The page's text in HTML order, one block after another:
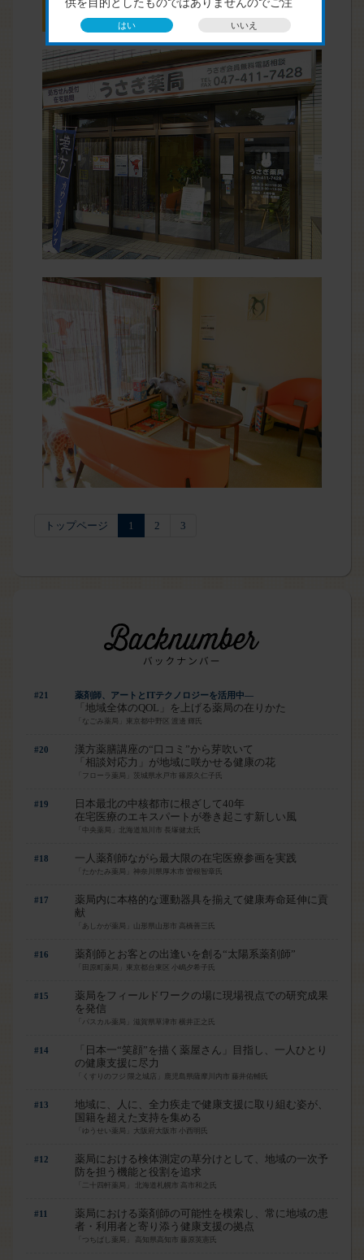
トップページ 1 2 3
#21 薬剤師、アートとITテクノロジーを活用中―
「地域全体のQOL」を上げる薬局の在りかた
「なごみ薬局」東京都中野区 渡邊 輝氏
#20
漢方薬膳講座の“口コミ”から芽吹いて
「相談対応力」が地域に咲かせる健康の花
「フローラ薬局」茨城県水戸市 篠原久仁子氏
#19
日本最北の中核都市に根ざして40年
在宅医療のエキスパートが巻き起こす新しい風
「中央薬局」北海道旭川市 長塚健太氏
#18 一人薬剤師ながら最大限の在宅医療参画を実践
「たかたみ薬局」神奈川県厚木市 曽根智章氏
#17
薬局内に本格的な運動器具を揃えて健康寿命延伸に貢
献
「あしかが薬局」山形県山形市 高橋善三氏
#16 薬剤師とお客との出逢いを創る“太陽系薬剤師”
「田原町薬局」東京都台東区 小嶋夕希子氏
#15
薬局をフィールドワークの場に現場視点での研究成果
を発信
「パスカル薬局」滋賀県草津市 横井正之氏
#14
「日本一“笑顔”を描く薬屋さん」目指し、一人ひとり
の健康支援に尽力
「くすりのフジ 隈之城店」鹿児島県薩摩川内市 藤井佑輔氏
#13
地域に、人に、全力疾走で健康支援に取り組む姿が、
国籍を超えた支持を集める
「ゆうせい薬局」大阪府大阪市 小西明氏
#12
薬局における検体測定の草分けとして、地域の一次予
防を担う機能と役割を追求
「二十四軒薬局」 北海道札幌市 高市和之氏
#11
薬局における薬剤師の可能性を模索し、常に地域の患
者・利用者と寄り添う健康支援の拠点
「つちばし薬局」 高知県高知市 藤原英憲氏